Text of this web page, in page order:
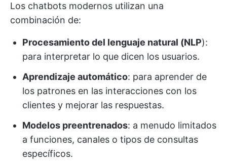
Los chatbots modernos utilizan una
combinación de:
Procesamiento del lenguaje natural (NLP):
para interpretar lo que dicen los usuarios.
Aprendizaje automático: para aprender de
los patrones en las interacciones con los
clientes y mejorar las respuestas.
Modelos preentrenados: a menudo limitados
a funciones, canales o tipos de consultas
específicos.